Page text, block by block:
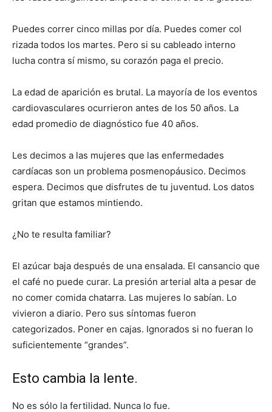
Puedes correr cinco millas por día. Puedes comer col
rizada todos los martes. Pero si su cableado interno
lucha contra sí mismo, su corazón paga el precio.
La edad de aparición es brutal. La mayoría de los eventos
cardiovasculares ocurrieron antes de los 50 años. La
edad promedio de diagnóstico fue 40 años.
Les decimos a las mujeres que las enfermedades
cardíacas son un problema posmenopáusico. Decimos
espera. Decimos que disfrutes de tu juventud. Los datos
gritan que estamos mintiendo.
¿No te resulta familiar?
El azúcar baja después de una ensalada. El cansancio que
el café no puede curar. La presión arterial alta a pesar de
no comer comida chatarra. Las mujeres lo sabían. Lo
vivieron a diario. Pero sus síntomas fueron
categorizados. Poner en cajas. Ignorados si no fueran lo
suficientemente “grandes”.
Esto cambia la lente.
No es sólo la fertilidad. Nunca lo fue.